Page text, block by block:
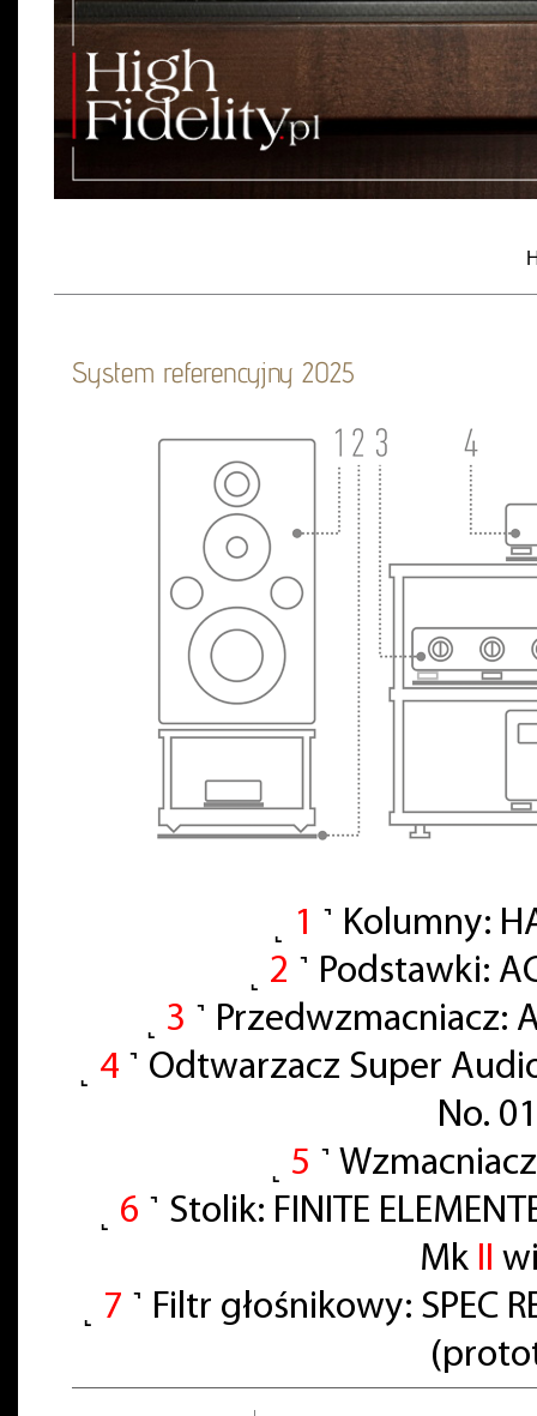
System referencyjny 2025
1 ˺ Kolumny:
2 ˺ Podstawki:
3 ˺ Przedwzmacniacz:
4˺ Odtwarzacz Super
No.
5 ˺
6 ˺ Stolik: FINITE
Mk II
7 ˺ Filtr głośnikowy: SPEC